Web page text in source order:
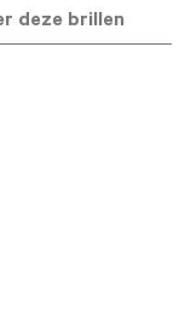
deze brillen